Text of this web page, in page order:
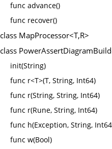
func advance()
func recover()
class MapProcessor<T,R>
class
init(String)
func r<T>(T, String, Int64)
func r(String, String, Int64)
func r(Rune, String, Int64)
func h(Exception, String,
func w(Bool)